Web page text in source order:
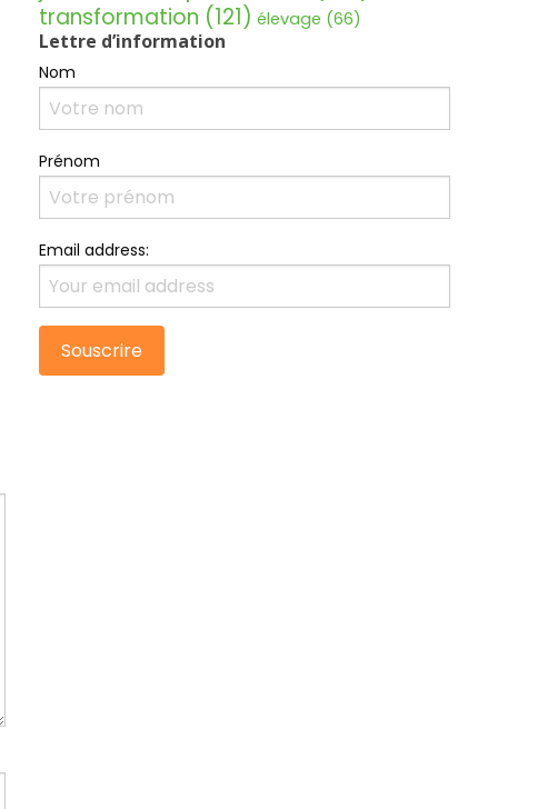
transformation (121) élevage (66)
Lettre d’information
Nom
Prénom
Email address: